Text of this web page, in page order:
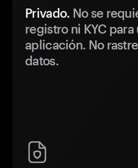
Privado. No se
registro ni KYC para
aplicación. No
datos.